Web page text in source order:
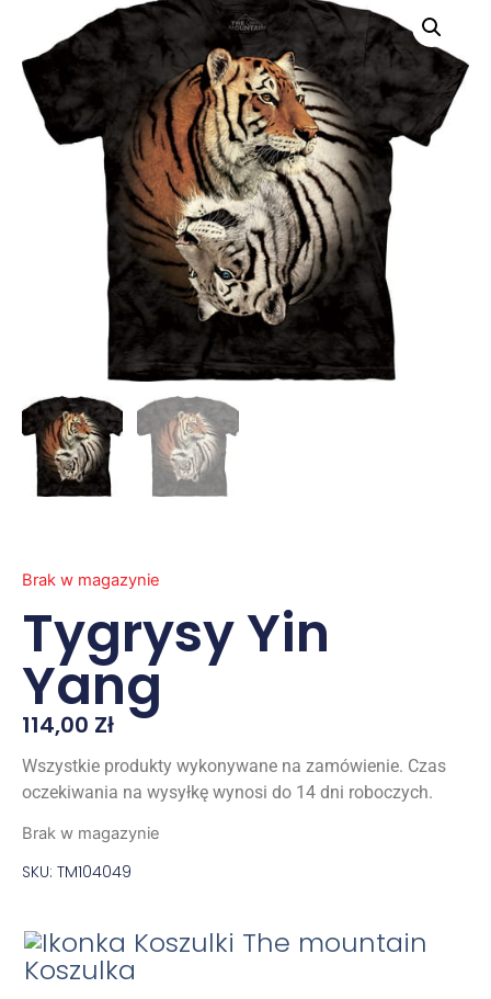
Brak w magazynie
Tygrysy Yin
Yang
114,00 Zł
Wszystkie produkty wykonywane na zamówienie. Czas
oczekiwania na wysyłkę wynosi do 14 dni roboczych.
Brak w magazynie
SKU: TM104049
Koszulka